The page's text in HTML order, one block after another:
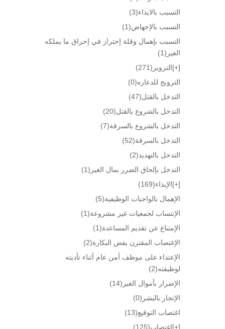
التسبب بالايذاء(3)
التسبب بالإجهاض(1)
التسبب بإهمال وقلة إحتراز في إحراق ما يملكه
الغير (1)
[+]التزوير (271)
الترويج للدعاره(0)
التدخل بالقتل(47)
التدخل بالشروع بالقتل(20)
التدخل بالشروع بالسرقة(7)
التدخل بالسرقة(52)
التدخل بالتهديد(2)
التدخل بإلحاق الضرر بمال الغير (1)
[+]الإيذاء(169)
الإهمال بالواجبات الوظيفية(5)
الإنتساب لجمعيات غير مشروعة(1)
الإمتناع عن تقديم المساعدة(1)
الإغتصاب المقترن بفض البكارة(2)
الإعتداء على موظف أمن عام أثناء تأديته
لوظيفته(2)
الإضرار بأموال الغير (14)
الإتجار بالبشر (0)
اغتصاب التوقيع(13)
[+]اغتصاب(125)